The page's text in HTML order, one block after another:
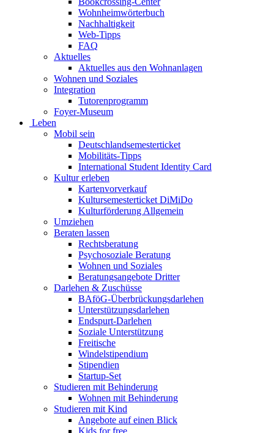
Wohnheimwörterbuch
Nachhaltigkeit
Web-Tipps
FAQ
Aktuelles
Aktuelles aus den Wohnanlagen
Wohnen und Soziales
Integration
Tutorenprogramm
Foyer-Museum
Leben
Mobil sein
Deutschlandsemesterticket
Mobilitäts-Tipps
International Student Identity Card
Kultur erleben
Kartenvorverkauf
Kultursemesterticket DiMiDo
Kulturförderung Allgemein
Umziehen
Beraten lassen
Rechtsberatung
Psychosoziale Beratung
Wohnen und Soziales
Beratungsangebote Dritter
Darlehen & Zuschüsse
BAföG-Überbrückungsdarlehen
Unterstützungsdarlehen
Endspurt-Darlehen
Soziale Unterstützung
Freitische
Windelstipendium
Stipendien
Startup-Set
Studieren mit Behinderung
Wohnen mit Behinderung
Studieren mit Kind
Angebote auf einen Blick